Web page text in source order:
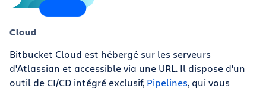
Cloud
Bitbucket Cloud est hébergé sur les serveurs
d'Atlassian et accessible via une URL. Il dispose d'un
outil de CI/CD intégré exclusif, Pipelines, qui vous